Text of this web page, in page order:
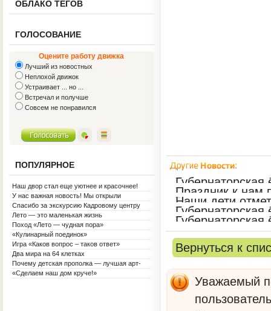
ОБЛАКО ТЕГОВ
ГОЛОСОВАНИЕ
Оцените работу движка
Лучший из новостных
Неплохой движок
Устраивает ... но ...
Встречал и получше
Совсем не понравился
ПОПУЛЯРНОЕ
Наш двор стал еще уютнее и красочнее!
У нас важная новость! Мы открыли
Социальную гостиную.
Спасибо за экскурсию Кадровому центру
Лето — это маленькая жизнь
Поход «Лето — чудная пора»
«Кулинарный поединок»
Игра «Каков вопрос – таков ответ»
Два мира на 64 клетках
Почему детская прополка — лучшая арт-
терапия для воспитателя?
«Сделаем наш дом круче!»
Губернаторская
Праздник к нам
Наши дети
Губернаторская
Губернаторская
Вернуться к
Уважаемый